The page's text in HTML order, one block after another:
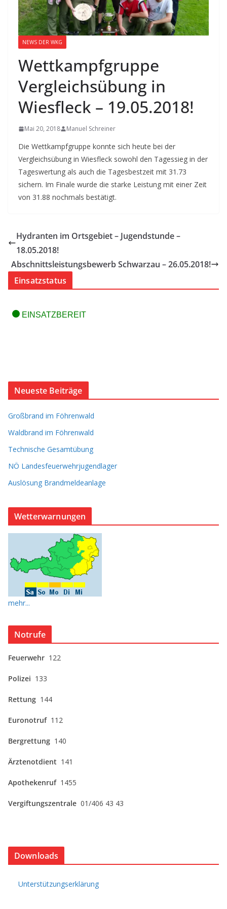
NEWS DER WKG
Wettkampfgruppe
Vergleichsübung in
Wiesfleck – 19.05.2018!
Mai 20, 2018 Manuel Schreiner
Die Wettkampfgruppe konnte sich heute bei der
Vergleichsübung in Wiesfleck sowohl den Tagessieg in der
Tageswertung als auch die Tagesbestzeit mit 31.73
sichern. Im Finale wurde die starke Leistung mit einer Zeit
von 31.88 nochmals bestätigt.
Hydranten im Ortsgebiet – Jugendstunde –
18.05.2018!
Abschnittsleistungsbewerb Schwarzau – 26.05.2018!
Einsatzstatus
Neueste Beiträge
Großbrand im Föhrenwald
Waldbrand im Föhrenwald
Technische Gesamtübung
NÖ Landesfeuerwehrjugendlager
Auslösung Brandmeldeanlage
Wetterwarnungen
mehr...
Notrufe
Feuerwehr 122
Polizei 133
Rettung 144
Euronotruf 112
Bergrettung 140
Ärztenotdient 141
Apothekenruf 1455
Vergiftungszentrale 01/406 43 43
Downloads
Unterstützungserklärung